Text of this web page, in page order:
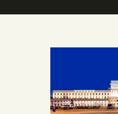
INSPIRACJE
KSIĄŻKI